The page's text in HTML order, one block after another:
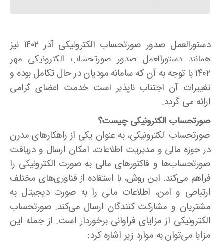
دستورالعمل صدور صورتحساب الکترونیکی آذر ۱۴۰۲ نیز
همانند دستورالعمل صدور صورتحساب الکترونیکی مهر
۱۴۰۲ با توجه به آن که سامانه مودیان در حال تکامل بوده و
تغییرات آن اجتناب ناپذیر است خدمت اعضای گرامی
ارائه می گردد.
صورتحساب الکترونیکی چیست؟
صورتحساب الکترونیکی، به عنوان یکی از راهکارهای مدرن
در حوزه مالی و مدیریت اطلاعات، امکان ارسال و دریافت
صورتحساب‌ها و فاکتورهای مالی به صورت الکترونیکی را
فراهم می‌کند. این روش، با استفاده از فناوری‌های مختلف
ارتباطی و امن، اطلاعات مالی را به صورت دیجیتال به
مشتریان و مشارکت کنندگان ارسال می‌کند. صورتحساب
الکترونیکی از مزایای فراوانی برخوردار است. از جمله این
مزایا می‌توان به موارد زیر اشاره کرد: